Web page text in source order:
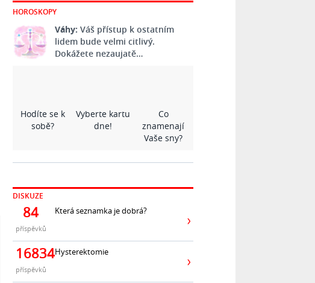
HOROSKOPY
Váhy: Váš přístup k ostatním
lidem bude velmi citlivý.
Dokážete nezaujatě…
Hodíte se k
sobě?
Vyberte kartu
dne!
Co
znamenají
Vaše sny?
DISKUZE
84
příspěvků
Která seznamka je dobrá?
16834
příspěvků
Hysterektomie